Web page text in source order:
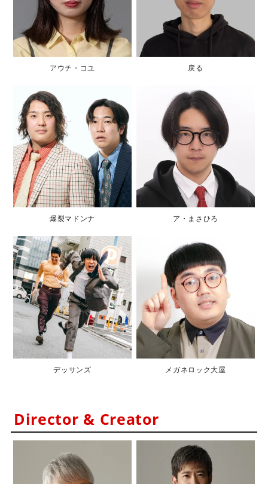
アウチ・コユ 戻る
爆裂マドンナ ア・まさひろ
デッサンズ メガネロック大屋
Director & Creator